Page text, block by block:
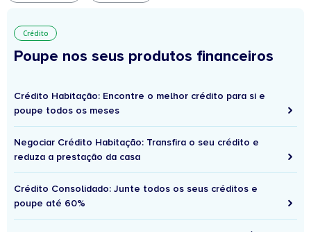
Crédito
Poupe nos seus produtos financeiros
Crédito Habitação: Encontre o melhor crédito para si e
poupe todos os meses
Negociar Crédito Habitação: Transfira o seu crédito e
reduza a prestação da casa
Crédito Consolidado: Junte todos os seus créditos e
poupe até 60%